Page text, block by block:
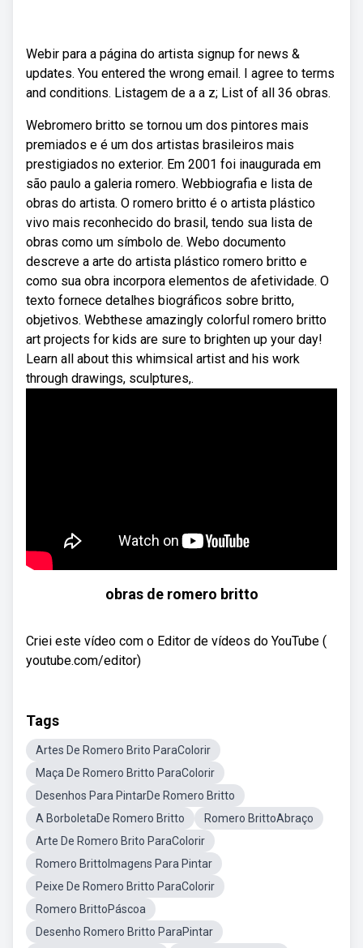
Webir para a página do artista signup for news &
updates. You entered the wrong email. I agree to terms
and conditions. Listagem de a a z; List of all 36 obras.
Webromero britto se tornou um dos pintores mais
premiados e é um dos artistas brasileiros mais
prestigiados no exterior. Em 2001 foi inaugurada em
são paulo a galeria romero. Webbiografia e lista de
obras do artista. O romero britto é o artista plástico
vivo mais reconhecido do brasil, tendo sua lista de
obras como um símbolo de. Webo documento
descreve a arte do artista plástico romero britto e
como sua obra incorpora elementos de afetividade. O
texto fornece detalhes biográficos sobre britto,
objetivos. Webthese amazingly colorful romero britto
art projects for kids are sure to brighten up your day!
Learn all about this whimsical artist and his work
through drawings, sculptures,.
obras de romero britto
Criei este vídeo com o Editor de vídeos do YouTube (
youtube.com/editor)
Tags
Artes De Romero Brito ParaColorir
Maça De Romero Britto ParaColorir
Desenhos Para PintarDe Romero Britto
A BorboletaDe Romero Britto
Romero BrittoAbraço
Arte De Romero Brito ParaColorir
Romero BrittoImagens Para Pintar
Peixe De Romero Britto ParaColorir
Romero BrittoPáscoa
Desenho Romero Britto ParaPintar